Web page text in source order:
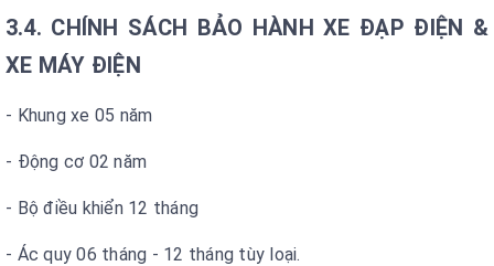
3.4. CHÍNH SÁCH BẢO HÀNH XE ĐẠP ĐIỆN &
XE MÁY ĐIỆN
- Khung xe 05 năm
- Động cơ 02 năm
- Bộ điều khiển 12 tháng
- Ác quy 06 tháng - 12 tháng tùy loại.